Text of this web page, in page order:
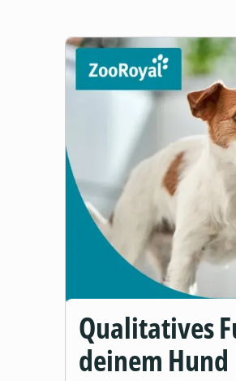
Qualitatives
deinem Hund